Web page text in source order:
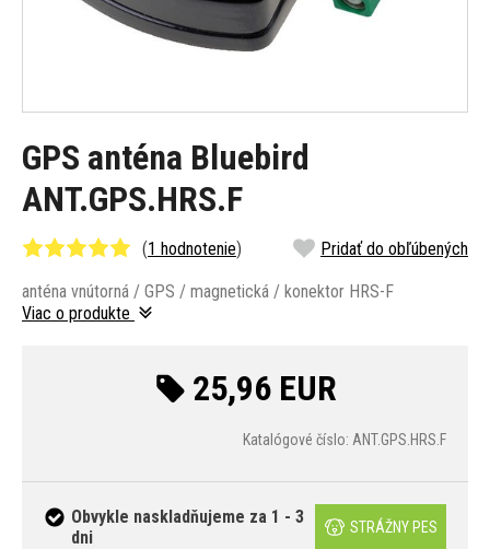
GPS anténa Bluebird
ANT.GPS.HRS.F
(1 hodnotenie) Pridať do obľúbených
anténa vnútorná / GPS / magnetická / konektor HRS-F
Viac o produkte
25,96 EUR
Katalógové číslo: ANT.GPS.HRS.F
Obvykle naskladňujeme za 1 - 3
dni
STRÁŽNY PES